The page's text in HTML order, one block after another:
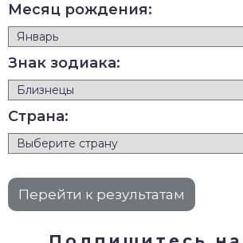
Месяц рождения:
Знак зодиака:
Страна: